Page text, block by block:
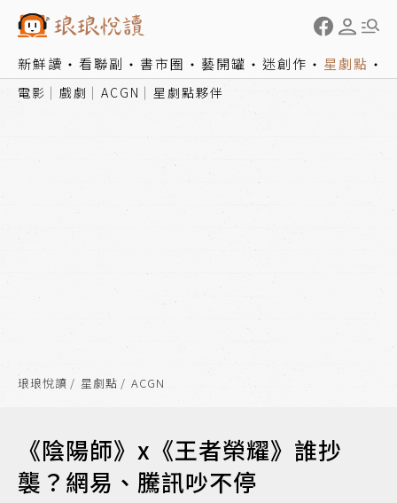
新鮮讀 看聯副 書市圈 藝開罐 迷創作 星劇點
電影 戲劇 ACGN 星劇點夥伴
琅琅悅讀 星劇點 ACGN
《陰陽師》x《王者榮耀》誰抄
襲？網易、騰訊吵不停